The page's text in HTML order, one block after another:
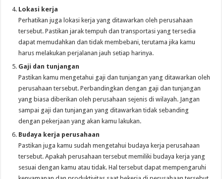
Lokasi kerja
Perhatikan juga lokasi kerja yang ditawarkan oleh perusahaan
tersebut. Pastikan jarak tempuh dan transportasi yang tersedia
dapat memudahkan dan tidak membebani, terutama jika kamu
harus melakukan perjalanan jauh setiap harinya.
Gaji dan tunjangan
Pastikan kamu mengetahui gaji dan tunjangan yang ditawarkan oleh
perusahaan tersebut. Perbandingkan dengan gaji dan tunjangan
yang biasa diberikan oleh perusahaan sejenis di wilayah. Jangan
sampai gaji dan tunjangan yang ditawarkan tidak sebanding
dengan pekerjaan yang akan kamu lakukan.
Budaya kerja perusahaan
Pastikan juga kamu sudah mengetahui budaya kerja perusahaan
tersebut. Apakah perusahaan tersebut memiliki budaya kerja yang
sesuai dengan kamu atau tidak. Hal tersebut dapat mempengaruhi